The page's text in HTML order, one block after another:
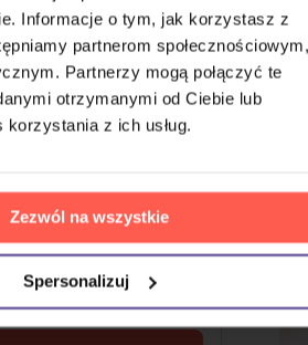
Informacje o tym, jak korzystasz z
partnerom społecznościowym,
Partnerzy mogą połączyć te
otrzymanymi od Ciebie lub
z ich usług.
Zezwól na wszystkie
Spersonalizuj
Artist Book: Type B
279,90 zł